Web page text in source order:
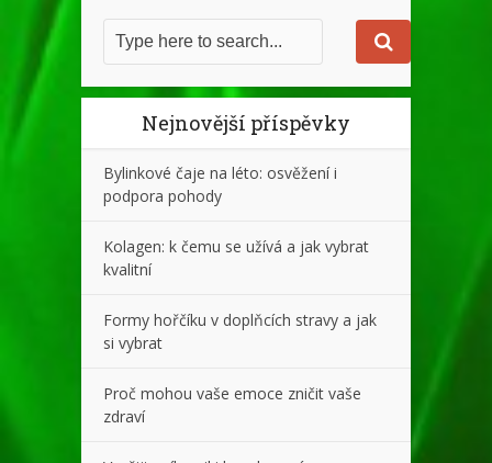
Nejnovější příspěvky
Bylinkové čaje na léto: osvěžení i
podpora pohody
Kolagen: k čemu se užívá a jak vybrat
kvalitní
Formy hořčíku v doplňcích stravy a jak
si vybrat
Proč mohou vaše emoce zničit vaše
zdraví